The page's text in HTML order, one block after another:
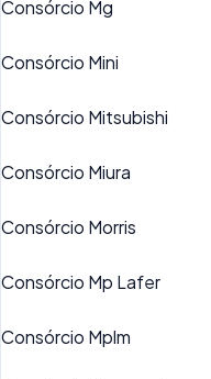
Consórcio Mg
Consórcio Mini
Consórcio Mitsubishi
Consórcio Miura
Consórcio Morris
Consórcio Mp Lafer
Consórcio Mplm